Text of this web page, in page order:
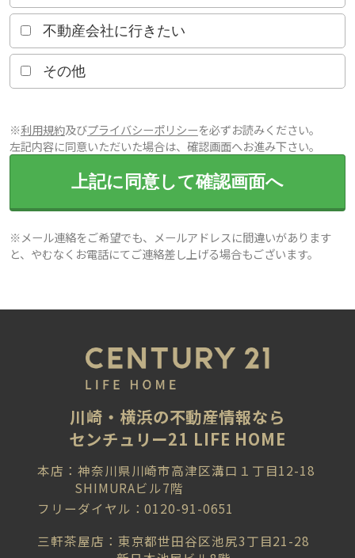
不動産会社に行きたい
その他
※利用規約及びプライバシーポリシーを必ずお読みください。
左記内容に同意いただいた場合は、確認画面へお進み下さい。
上記に同意して確認画面へ
※メール連絡をご希望でも、メールアドレスに間違いがあります
と、やむなくお電話にてご連絡差し上げる場合もございます。
川崎・横浜の不動産情報なら
センチュリー21 LIFE HOME
本店：神奈川県川崎市高津区溝口１丁目12-18
SHIMURAビル7階
フリーダイヤル：0120-91-0651
三軒茶屋店：東京都世田谷区池尻3丁目21-28